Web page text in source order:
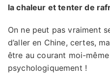
la chaleur et tenter de
On ne peut pas vraiment
d’aller en Chine, certes,
être au courant moi-
psychologiquement !